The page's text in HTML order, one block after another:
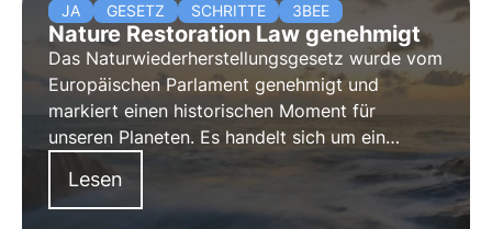
JA GESETZ SCHRITTE 3BEE
Nature Restoration Law genehmigt
Das Naturwiederherstellungsgesetz wurde vom
Europäischen Parlament genehmigt und
markiert einen historischen Moment für
unseren Planeten. Es handelt sich um ein
wichtiges Gesetz zur Unterstützung der EU-
Biodiversitätsstrategie 2030, das bedeutende
Ziele setzt.
Lesen